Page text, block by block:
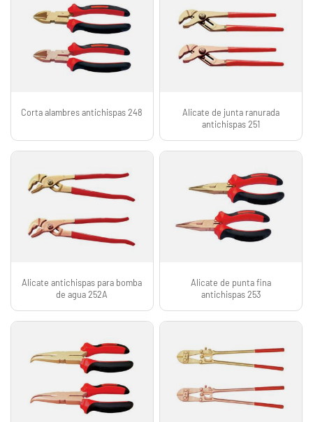
Corta alambres antichispas 248
Alicate de junta ranurada
antichispas 251
Alicate antichispas para bomba
de agua 252A
Alicate de punta fina
antichispas 253